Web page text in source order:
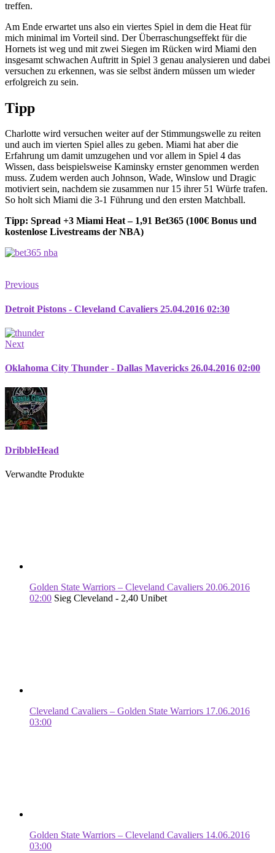
treffen.
Am Ende erwartet uns also ein viertes Spiel in dem die Heat für
mich minimal im Vorteil sind. Der Überraschungseffekt für die
Hornets ist weg und mit zwei Siegen im Rücken wird Miami den
insgesamt schwachen Auftritt in Spiel 3 genau analysieren und dabei
versuchen zu erkennen, was sie selbst ändern müssen um wieder
erfolgreich zu sein.
Tipp
Charlotte wird versuchen weiter auf der Stimmungswelle zu reiten
und auch im vierten Spiel alles zu geben. Miami hat aber die
Erfahrung um damit umzugehen und vor allem in Spiel 4 das
Wissen, dass beispielsweise Kaminsky ernster genommen werden
muss. Zudem werden auch Johnson, Wade, Winslow und Dragic
motiviert sein, nachdem sie zusammen nur 15 ihrer 51 Würfe trafen.
So holt sich Miami die 3-1 Führung und den ersten Matchball.
Tipp: Spread +3 Miami Heat – 1,91 Bet365 (100€ Bonus und
kostenlose Livestreams der NBA)
Previous
Detroit Pistons - Cleveland Cavaliers 25.04.2016 02:30
Next
Oklahoma City Thunder - Dallas Mavericks 26.04.2016 02:00
DribbleHead
Verwandte Produkte
Golden State Warriors – Cleveland Cavaliers 20.06.2016
02:00 Sieg Cleveland - 2,40 Unibet
Cleveland Cavaliers – Golden State Warriors 17.06.2016
03:00
Golden State Warriors – Cleveland Cavaliers 14.06.2016
03:00